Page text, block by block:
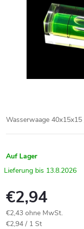
Wasserwaage 40x15x15
Auf Lager
13.8.2026
€2,94
€2,43 ohne MwSt.
Verkaufspreis:
€2,94 / 1 St